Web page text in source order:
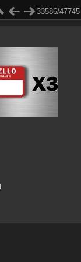
33586/47745